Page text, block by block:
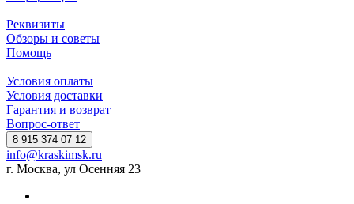
Реквизиты
Обзоры и советы
Помощь
Условия оплаты
Условия доставки
Гарантия и возврат
Вопрос-ответ
8 915 374 07 12
info@kraskimsk.ru
г. Москва, ул Осенняя 23